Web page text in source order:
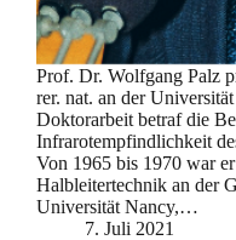
Prof. Dr. Wolfgang Palz
rer. nat. an der
Doktorarbeit betraf die
Infrarotempfindlichkeit
Von 1965 bis 1970 war
Halbleitertechnik an der
Universität Nancy,…
7. Juli 2021